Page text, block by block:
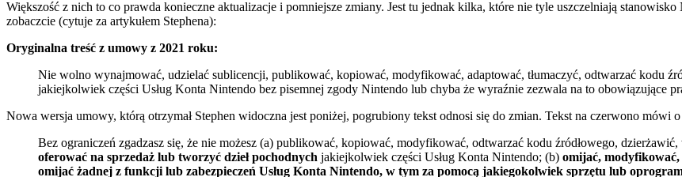
Większość z nich to co prawda konieczne aktualizacje i pomniejsze zmiany. Jest tu jednak kilka, które nie tyle uszczelniają
zobaczcie (cytuje za artykułem Stephena):
Oryginalna treść z umowy z 2021 roku:
Nie wolno wynajmować, udzielać sublicencji, publikować, kopiować, modyfikować, adaptować, tłumaczyć, odtwarzać kodu
jakiejkolwiek części Usług Konta Nintendo bez pisemnej zgody Nintendo lub chyba że wyraźnie zezwala na to obowiązujące
Nowa wersja umowy, którą otrzymał Stephen widoczna jest poniżej, pogrubiony tekst odnosi się do zmian. Tekst na czerwono mówi
Bez ograniczeń zgadzasz się, że nie możesz (a) publikować, kopiować, modyfikować, odtwarzać kodu źródłowego,
oferować na sprzedaż lub tworzyć dzieł pochodnych jakiejkolwiek części Usług Konta Nintendo; (b) omijać,
omijać żadnej z funkcji lub zabezpieczeń Usług Konta Nintendo, w tym za pomocą jakiegokolwiek sprzętu lub